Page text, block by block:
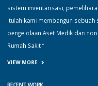
sistem inventarisasi,
itulah kami membangun
pengelolaan Aset Medik dan
Rumah Sakit “
VIEW MORE